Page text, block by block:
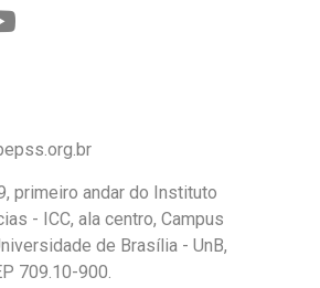
primeiro andar do Instituto
- ICC, ala centro, Campus
de Brasília - UnB,
709.10-900.